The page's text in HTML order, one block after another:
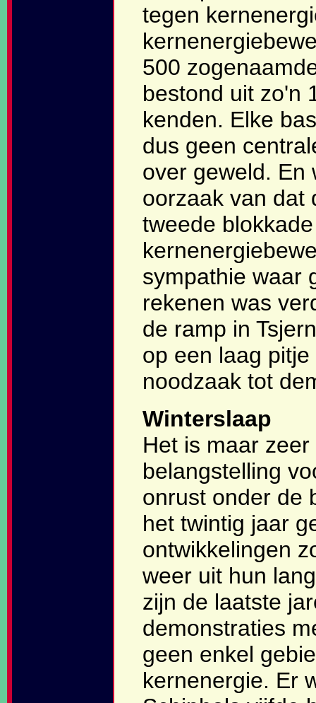
tegen
500
bestond uit zo'n
kenden. Elke
dus geen
over geweld. En
oorzaak van dat
tweede
sympathie waar
rekenen was
de ramp in
op een laag
noodzaak tot
Winterslaap
Het is maar
belangstelling
onrust onder de
het twintig jaar
ontwikkelingen
weer uit hun
zijn de laatste
demonstraties
geen enkel
kernenergie. Er